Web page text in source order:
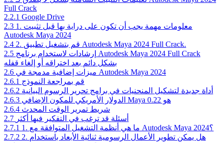
Full Crack
2.2.1 Google Drive
2.3 1. معلومات مهمة يجب أن تكون على دراية بها قبل تثبيت
Autodesk Maya 2024
2.4
2. قم بتشغيل تطبيق Autodesk Maya 2024 Full Crack.
2.5 إرشادات لاستخدام برنامج Autodesk Maya 2024 Full Crack
بشكل دائم بعد اختراقه أو إلغاء قفله
2.6
ميزات إضافية مدمجة في Autodesk Maya 2024
2.6.1 قم بمراجعة النموذج
2.6.2 أداة جديدة لتشكيل المنحنيات في برامج تحرير الرسوم البيانية
2.6.3
الدولار الأمريكي للمكون الإضافي Maya هو 0.22
2.6.4 شريط تمرير الوقت المحدث
2.7 أسئلة قد ترغب في التفكير فيها أكثر
2.7.1
1. ما هي أنظمة التشغيل المتوافقة مع Autodesk Maya 2024؟
2.7.2 2. هل يمكن تطوير الأعمال الرسومية ثنائية الأبعاد باستخدام